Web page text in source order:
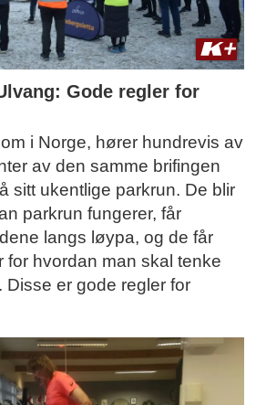
Gode regler for
i Norge, hører hundrevis av
av den samme brifingen
sitt ukentlige parkrun. De blir
parkrun fungerer, får
langs løypa, og de får
for hvordan man skal tenke
er gode regler for